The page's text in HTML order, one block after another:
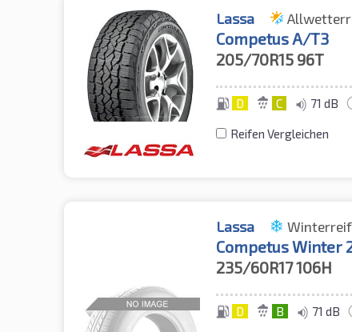
Lassa
Competus A/T3
205/70R15 96T
D C 71 dB
Reifen Vergleichen
Lassa
Competus Winter
235/60R17106H
D B 71 dB